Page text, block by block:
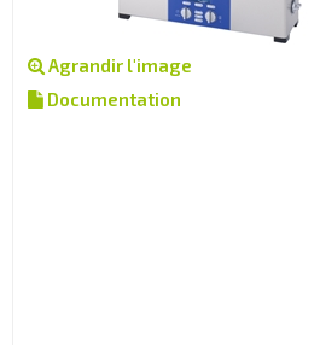
Agrandir l'image
Documentation